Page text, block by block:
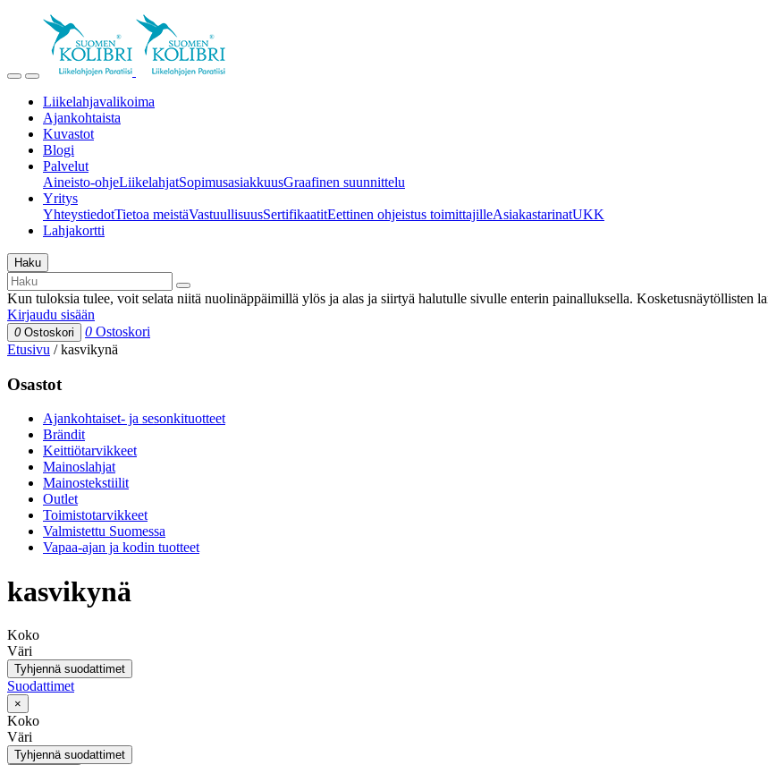
Liikelahjavalikoima
Ajankohtaista
Kuvastot
Blogi
Palvelut
Aineisto-ohjeLiikelahjatSopimusasiakkuusGraafinen suunnittelu
Yritys
YhteystiedotTietoa meistäVastuullisuusSertifikaatitEettinen ohjeistus toimittajilleAsiakastarinatUKK
Lahjakortti
Haku
Kun tuloksia tulee, voit selata niitä nuolinäppäimillä ylös ja alas ja siirtyä halutulle sivulle enterin painalluksella. Kosketusnäytöllisten
Kirjaudu sisään
0 Ostoskori 0 Ostoskori
Etusivu /kasvikynä
Osastot
Ajankohtaiset- ja sesonkituotteet
Brändit
Keittiötarvikkeet
Mainoslahjat
Mainostekstiilit
Outlet
Toimistotarvikkeet
Valmistettu Suomessa
Vapaa-ajan ja kodin tuotteet
kasvikynä
Koko
Väri
Tyhjennä suodattimet
Suodattimet
×
Koko
Väri
Tyhjennä suodattimet